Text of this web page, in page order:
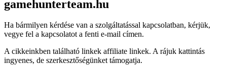
gamehunterteam.hu
Ha bármilyen kérdése van a szolgáltatással kapcsolatban, kérjük,
vegye fel a kapcsolatot a fenti e-mail címen.
A cikkeinkben található linkek affiliate linkek. A rájuk kattintás
ingyenes, de szerkesztőségünket támogatja.